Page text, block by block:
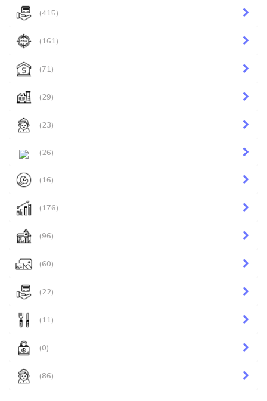
(415)
(161)
(71)
(29)
(23)
(26)
(16)
(176)
(96)
(60)
(22)
(11)
(0)
(86)